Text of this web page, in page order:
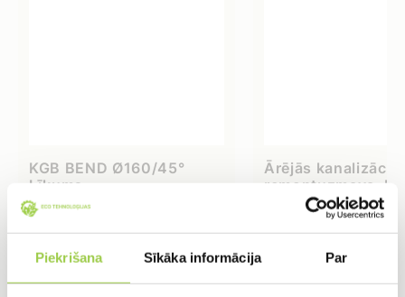
Piekrišana Sīkāka informācija Par
KGB BEND Ø160/45°
Līkums
3,86
IELIKT GROZĀ
Ārējās
remontuzmava,
IELIKT GROZĀ